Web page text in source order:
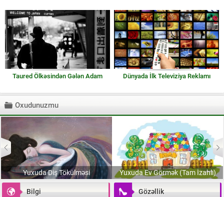
Taured Ölkəsindən Gələn Adam Dünyada İlk Televiziya Reklamı
Oxudunuzmu
Yuxuda Diş Tökülməsi Yuxuda Ev Görmək (Tam İzahlı)
Bilgi Gözəllik